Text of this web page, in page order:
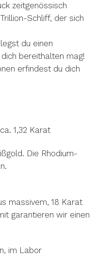
zeitgenössisch
Schliff, der sich
du einen
bereithalten mag!
erfindest du dich
1,32 Karat
Die Rhodium-
massivem, 18 Karat
garantieren wir einen
im Labor